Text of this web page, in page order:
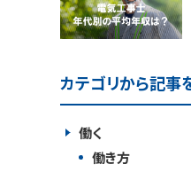
カテゴリから記事
働く
働き方